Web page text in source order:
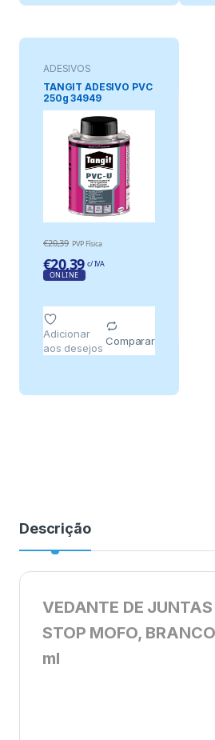
ADESIVOS
TANGIT ADESIVO PVC
250g 34949
€20,39 PVP Física
€20,39 c/ IVA
ONLINE
Adicionar
aos desejos
Comparar
Descrição
VEDANTE DE
STOP MOFO,
ml